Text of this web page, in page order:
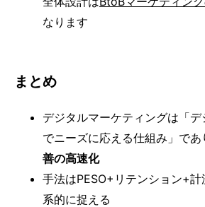
なります
まとめ
デジタルマーケティングは「
でニーズに応える仕組み」であ
善の高速化
手法はPESO+リテンション+
系的に捉える